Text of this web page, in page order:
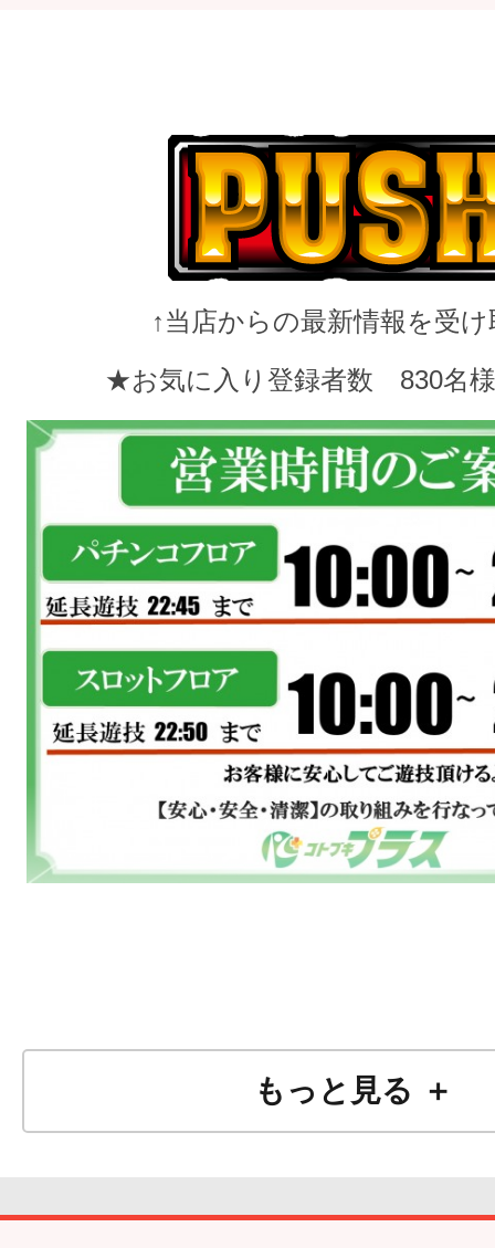
↑当店からの最新情報を受け
★お気に入り登録者数 830名
もっと見る ＋